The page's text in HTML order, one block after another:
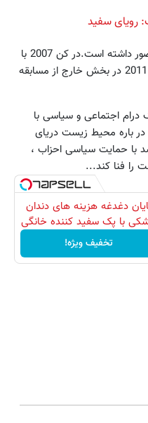
زیاگنیتسف پیش از این نیز در کن حضور داشته است.در کن 2007 با
فیلم تبعید در بخش رقابتی و در کن 2011 در بخش خارج از مسابقه
اجتماعی و سیاسی با
در باره محیط زیست دریای
با حمایت سیاسی احزاب ،
را فنا کند...
دغدغه هزینه های دندان
با پک سفید کننده خانگی
تخفیف ویژه!